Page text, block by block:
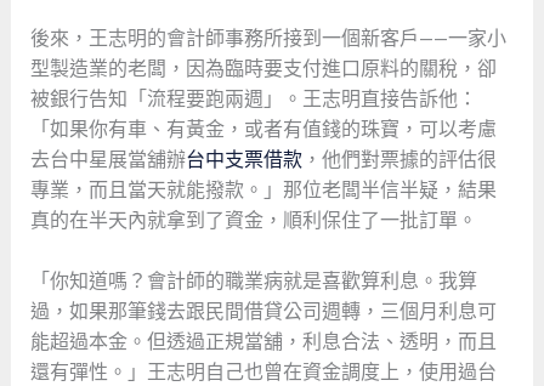
後來，王志明的會計師事務所接到一個新客戶——一家小
型製造業的老闆，因為臨時要支付進口原料的關稅，卻
被銀行告知「流程要跑兩週」。王志明直接告訴他：
「如果你有車、有黃金，或者有值錢的珠寶，可以考慮
去台中星展當舖辦台中支票借款，他們對票據的評估很
專業，而且當天就能撥款。」那位老闆半信半疑，結果
真的在半天內就拿到了資金，順利保住了一批訂單。
「你知道嗎？會計師的職業病就是喜歡算利息。我算
過，如果那筆錢去跟民間借貸公司週轉，三個月利息可
能超過本金。但透過正規當舖，利息合法、透明，而且
還有彈性。」王志明自己也曾在資金調度上，使用過台